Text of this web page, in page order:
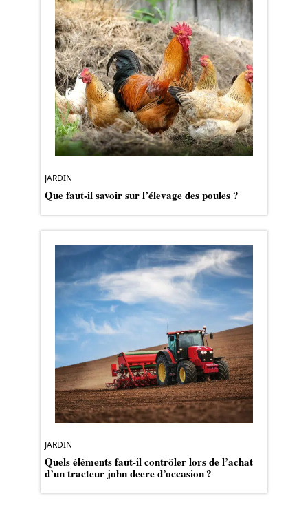
JARDIN
Que faut-il savoir sur l’élevage des poules ?
JARDIN
Quels éléments faut-il contrôler lors de l’achat
d’un tracteur john deere d’occasion ?